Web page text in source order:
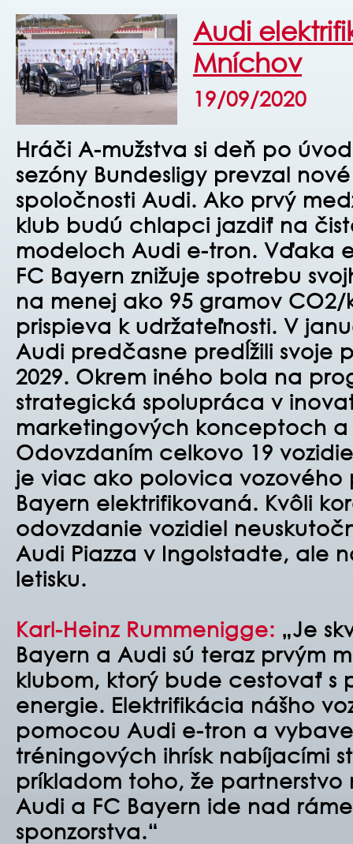
Audi
Mníchov
19/09/2020
Hráči A-mužstva si deň po
sezóny Bundesligy prevzal
spoločnosti Audi. Ako prvý
klub budú chlapci jazdiť na
modeloch Audi e-tron. Vďaka
FC Bayern znižuje spotrebu
na menej ako 95 gramov
prispieva k udržateľnosti. V
Audi predčasne predĺžili svoje
2029. Okrem iného bola na
strategická spolupráca v
marketingových konceptoch
Odovzdaním celkovo 19
je viac ako polovica vozového
Bayern elektrifikovaná. Kvôli
odovzdanie vozidiel
Audi Piazza v Ingolstadte, ale
letisku.
Karl-Heinz Rummenigge: „Je
Bayern a Audi sú teraz prvým
klubom, ktorý bude cestovať s
energie. Elektrifikácia nášho
pomocou Audi e-tron a
tréningových ihrísk nabíjacími
príkladom toho, že partnerstvo
Audi a FC Bayern ide nad
sponzorstva.“